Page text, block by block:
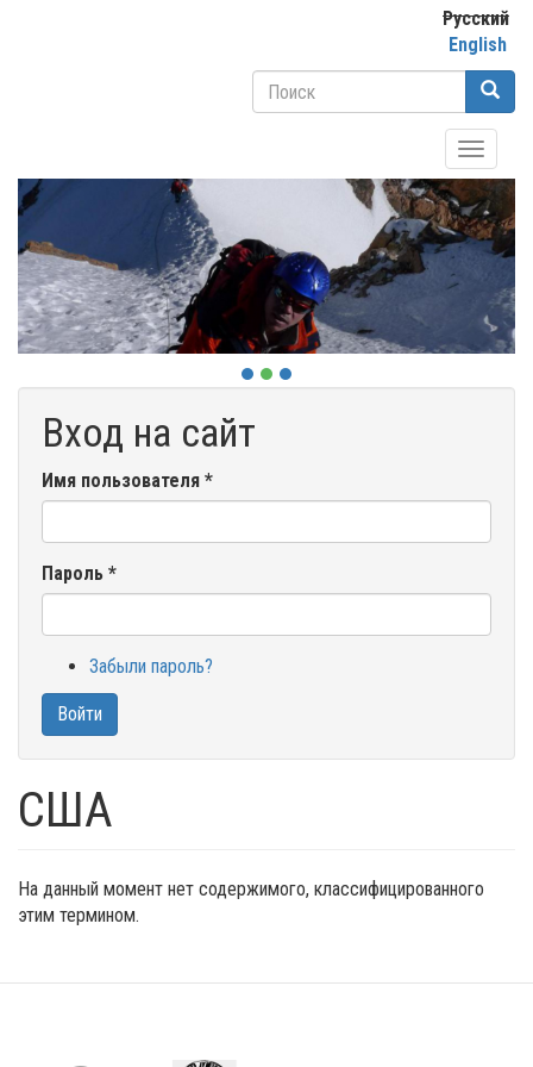
Русский
English
Форма
Toggle
Вход на сайт
Имя пользователя *
Пароль *
Забыли пароль?
Войти
США
На данный момент нет содержимого, классифицированного
этим термином.